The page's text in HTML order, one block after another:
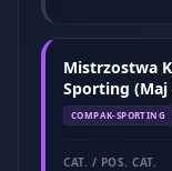
Mistrzostwa
Sporting (Maj
COMPAK-SPORTING
CAT. / POS. CAT.